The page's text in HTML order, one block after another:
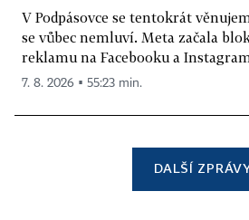
V Podpásovce se tentokrát
se vůbec nemluví. Meta začala
reklamu na Facebooku a
7. 8. 2026 ▪ 55:23 min.
DALŠÍ